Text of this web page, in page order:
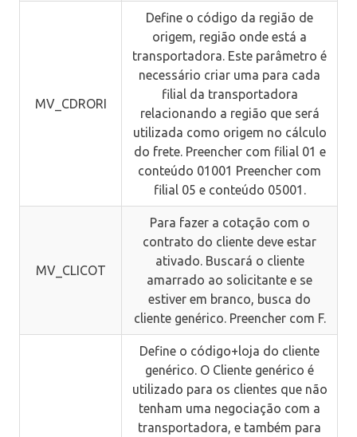
MV_CDRORI
Define o código da região de
origem, região onde está a
transportadora. Este parâmetro é
necessário criar uma para cada
filial da transportadora
relacionando a região que será
utilizada como origem no cálculo
do frete. Preencher com filial 01 e
conteúdo 01001 Preencher com
filial 05 e conteúdo 05001.
MV_CLICOT
Para fazer a cotação com o
contrato do cliente deve estar
ativado. Buscará o cliente
amarrado ao solicitante e se
estiver em branco, busca do
cliente genérico. Preencher com F.
Define o código+loja do cliente
genérico. O Cliente genérico é
utilizado para os clientes que não
tenham uma negociação com a
transportadora, e também para